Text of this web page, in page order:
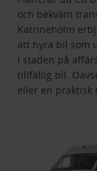
och bekväm
Katrineholm
att hyra bil som
i staden på
tillfällig bil.
eller en praktisk